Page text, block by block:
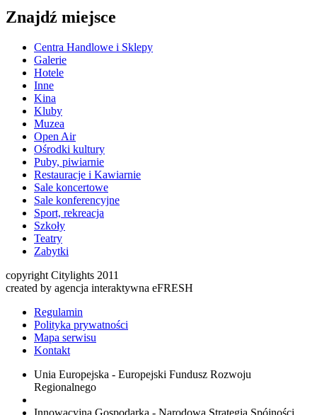
Znajdź miejsce
Centra Handlowe i Sklepy
Galerie
Hotele
Inne
Kina
Kluby
Muzea
Open Air
Ośrodki kultury
Puby, piwiarnie
Restauracje i Kawiarnie
Sale koncertowe
Sale konferencyjne
Sport, rekreacja
Szkoły
Teatry
Zabytki
copyright Citylights 2011
created by agencja interaktywna eFRESH
Regulamin
Polityka prywatności
Mapa serwisu
Kontakt
Unia Europejska - Europejski Fundusz Rozwoju
Regionalnego
Innowacyjna Gospodarka - Narodowa Strategia Spójności